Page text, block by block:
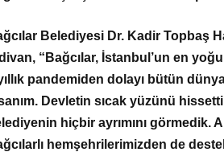
Belediyesi Dr. Kadir Topbaş
“Bağcılar, İstanbul’un en
pandemiden dolayı bütün
Devletin sıcak yüzünü
hiçbir ayrımını görmedik.
hemşehrilerimizden de